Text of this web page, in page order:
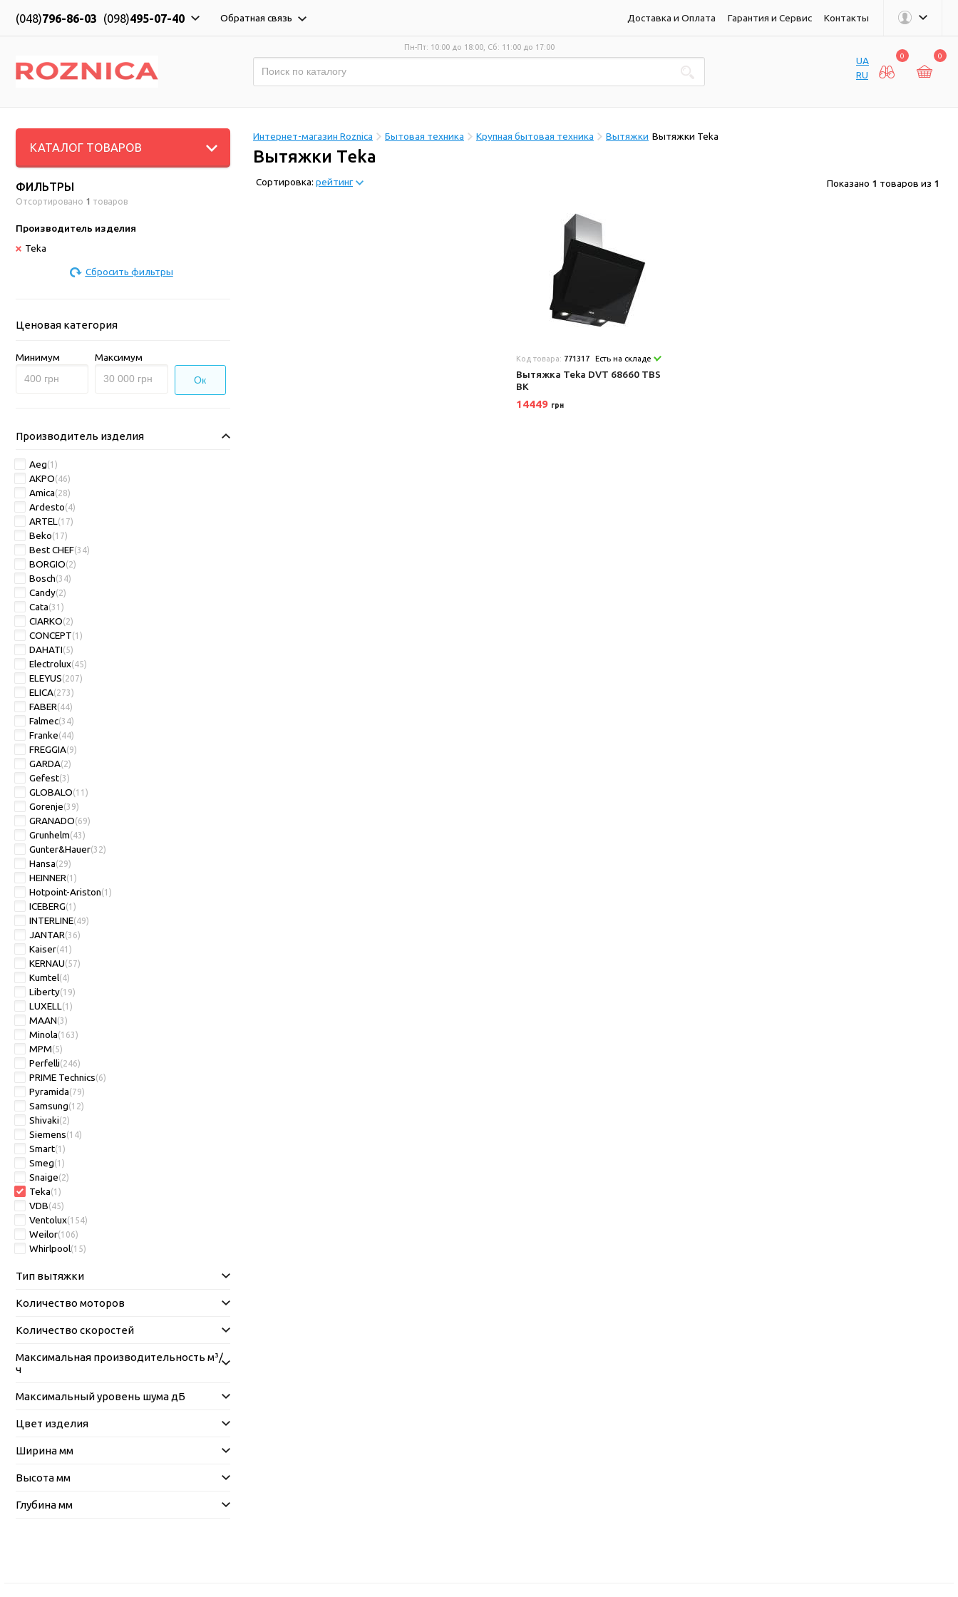
(048)796-86-03 (098)495-07-40 Обратная связь Доставка и Оплата Гарантия и Сервис Контакты
Пн-Пт: 10:00 до 18:00, Сб: 11:00 до 17:00
UA
RU
0 0
КАТАЛОГ ТОВАРОВ
ФИЛЬТРЫ
Отсортировано 1 товаров
Производитель изделия
Teka
Сбросить фильтры
Ценовая категория
Минимум Максимум
Ок
Производитель изделия
Aeg(1)
AKPO(46)
Amica(28)
Ardesto(4)
ARTEL(17)
Beko(17)
Best CHEF(34)
BORGIO(2)
Bosch(34)
Candy(2)
Cata(31)
CIARKO(2)
CONCEPT(1)
DAHATI(5)
Electrolux(45)
ELEYUS(207)
ELICA(273)
FABER(44)
Falmec(34)
Franke(44)
FREGGIA(9)
GARDA(2)
Gefest(3)
GLOBALO(11)
Gorenje(39)
GRANADO(69)
Grunhelm(43)
Gunter&Hauer(32)
Hansa(29)
HEINNER(1)
Hotpoint-Ariston(1)
ICEBERG(1)
INTERLINE(49)
JANTAR(36)
Kaiser(41)
KERNAU(57)
Kumtel(4)
Liberty(19)
LUXELL(1)
MAAN(3)
Minola(163)
MPM(5)
Perfelli(246)
PRIME Technics(6)
Pyramida(79)
Samsung(12)
Shivaki(2)
Siemens(14)
Smart(1)
Smeg(1)
Snaige(2)
Teka(1)
VDB(45)
Ventolux(154)
Weilor(106)
Whirlpool(15)
Тип вытяжки
Количество моторов
Количество скоростей
Максимальная производительность м³/
ч
Максимальный уровень шума дБ
Цвет изделия
Ширина мм
Высота мм
Глубина мм
Интернет-магазин Roznica Бытовая техника Крупная бытовая техника Вытяжки Вытяжки Teka
Вытяжки Teka
Сортировка: рейтинг Показано 1 товаров из 1
Код товара: 771317 Есть на складе
Вытяжка Teka DVT 68660 TBS
BK
14449 грн